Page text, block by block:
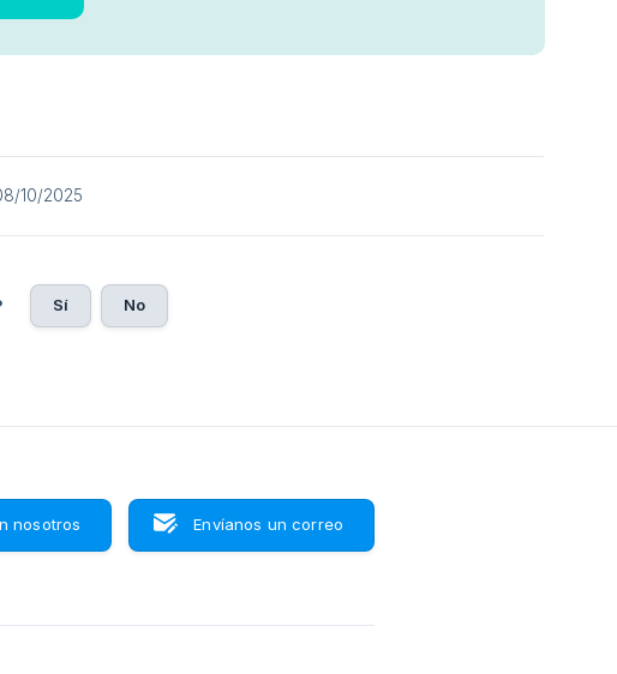
10/2025
Sí No
nosotros Envíanos un correo